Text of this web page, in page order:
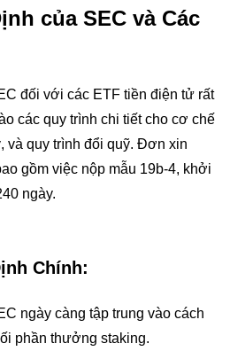
của SEC và Các
đối với các ETF tiền điện tử rất
các quy trình chi tiết cho cơ chế
và quy trình đổi quỹ. Đơn xin
gồm việc nộp mẫu 19b-4, khởi
ngày.
Chính:
ngày càng tập trung vào cách
phần thưởng staking.